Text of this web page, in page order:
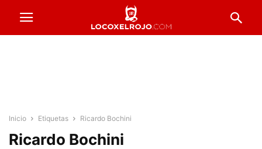
Inicio Etiquetas Ricardo Bochini
Ricardo Bochini